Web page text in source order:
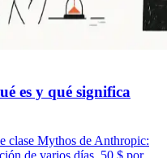
es y qué significa
clase Mythos de Anthropic: